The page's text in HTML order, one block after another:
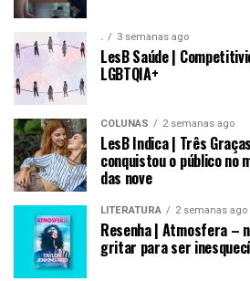
. 3 semanas ago
LesB Saúde |
LGBTQIA+
COLUNAS 2 semanas ago
LesB Indica | Três
conquistou o público no
das nove
LITERATURA 2 semanas ago
Resenha | Atmosfera –
gritar para ser